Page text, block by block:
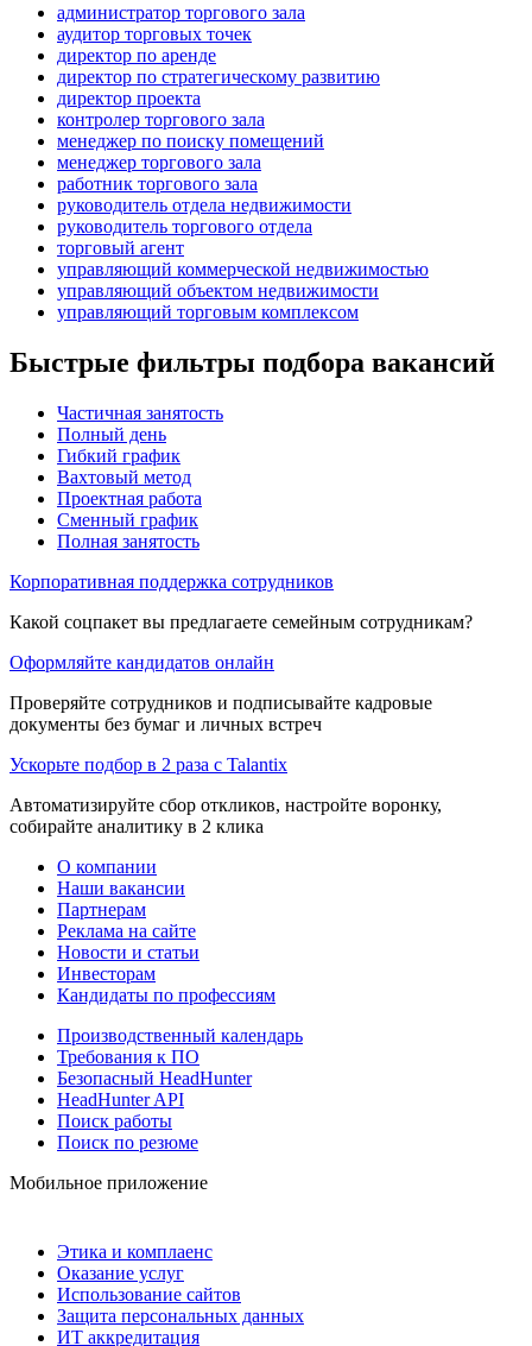
администратор торгового зала
аудитор торговых точек
директор по аренде
директор по стратегическому развитию
директор проекта
контролер торгового зала
менеджер по поиску помещений
менеджер торгового зала
работник торгового зала
руководитель отдела недвижимости
руководитель торгового отдела
торговый агент
управляющий коммерческой недвижимостью
управляющий объектом недвижимости
управляющий торговым комплексом
Быстрые фильтры подбора вакансий
Частичная занятость
Полный день
Гибкий график
Вахтовый метод
Проектная работа
Сменный график
Полная занятость
Корпоративная поддержка сотрудников
Какой соцпакет вы предлагаете семейным сотрудникам?
Оформляйте кандидатов онлайн
Проверяйте сотрудников и подписывайте кадровые
документы без бумаг и личных встреч
Ускорьте подбор в 2 раза с Talantix
Автоматизируйте сбор откликов, настройте воронку,
собирайте аналитику в 2 клика
О компании
Наши вакансии
Партнерам
Реклама на сайте
Новости и статьи
Инвесторам
Кандидаты по профессиям
Производственный календарь
Требования к ПО
Безопасный HeadHunter
HeadHunter API
Поиск работы
Поиск по резюме
Мобильное приложение
Этика и комплаенс
Оказание услуг
Использование сайтов
Защита персональных данных
ИТ аккредитация